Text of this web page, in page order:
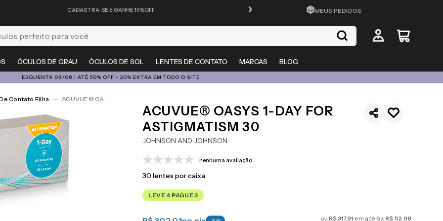
CADASTRA-SE E GANHE 15%OFF FRETE GRÁTIS EM TODO O SITE
MEUS PEDIDOS
ÓCULOS DE GRAU ÓCULOS DE SOL LENTES DE CONTATO MARCAS BLOG
para você
ESQUENTA 08/08 | ATÉ 50% OFF + 20% EXTRA EM TODO O SITE
Contato Filha ACUVUE® OASYS 1-Day For Astigmatism 30
ACUVUE® OASYS 1-DAY FOR
ASTIGMATISM 30
JOHNSON AND JOHNSON
nenhuma avaliação
30lentes por caixa
LEVE 4 PAGUE 3
ou R$317,91 em até6x R$ 52,98